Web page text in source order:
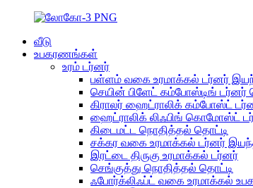
வீடு
உபகரணங்கள்
உரம் டர்னர்
பள்ளம் வகை உரமாக்கல் டர்னர்
செயின் பிளேட் கம்போஸ்டிங் டர்னர்
கிராலர் ஹைட்ராலிக் கம்போஸ்ட்
ஹைட்ராலிக் லிஃபிங் கொமோஸ்ட்
கிடைமட்ட நொதித்தல் தொட்டி
சக்கர வகை உரமாக்கல் டர்னர்
இரட்டை திருகு உரமாக்கல் டர்னர்
செங்குத்து நொதித்தல் தொட்டி
ஃபோர்க்லிஃப்ட் வகை உரமாக்கல்